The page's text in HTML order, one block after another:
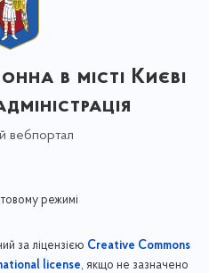
в місті Києві
вебпортал
режимі
за ліцензією Creative Commons
license, якщо не зазначено